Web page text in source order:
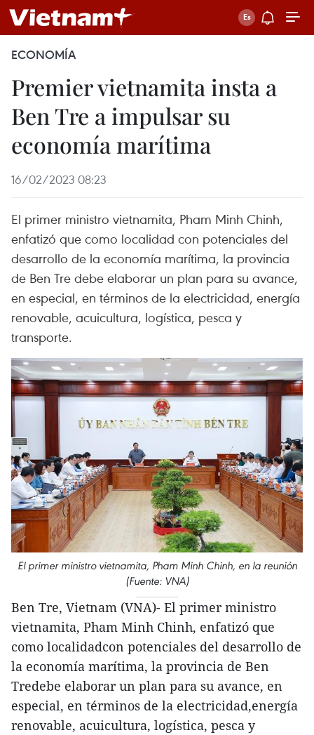
ECONOMÍA
Premier vietnamita insta a
Ben Tre a impulsar su
economía marítima
16/02/2023 08:23
El primer ministro vietnamita, Pham Minh Chinh,
enfatizó que como localidad con potenciales del
desarrollo de la economía marítima, la provincia
de Ben Tre debe elaborar un plan para su avance,
en especial, en términos de la electricidad, energía
renovable, acuicultura, logística, pesca y
transporte.
El primer ministro vietnamita, Pham Minh Chinh, en la reunión
(Fuente: VNA)
Ben Tre, Vietnam (VNA)- El primer ministro
vietnamita, Pham Minh Chinh, enfatizó que
como localidadcon potenciales del desarrollo de
la economía marítima, la provincia de Ben
Tredebe elaborar un plan para su avance, en
especial, en términos de la electricidad,energía
renovable, acuicultura, logística, pesca y